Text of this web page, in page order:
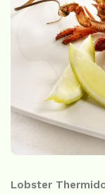
Lobster